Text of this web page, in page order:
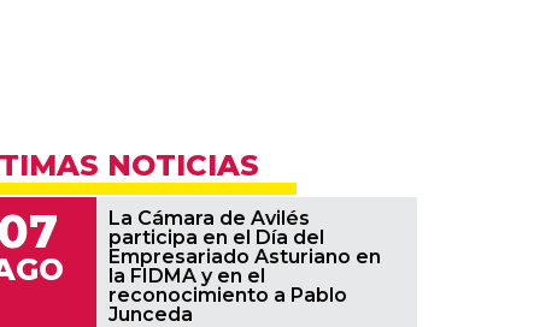
NOTICIAS
La Cámara de Avilés
participa en el Día del
Empresariado Asturiano en
la FIDMA y en el
reconocimiento a Pablo
Junceda